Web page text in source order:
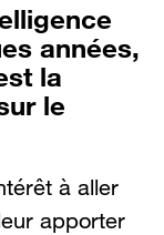
années,
la
le
à aller
apporter